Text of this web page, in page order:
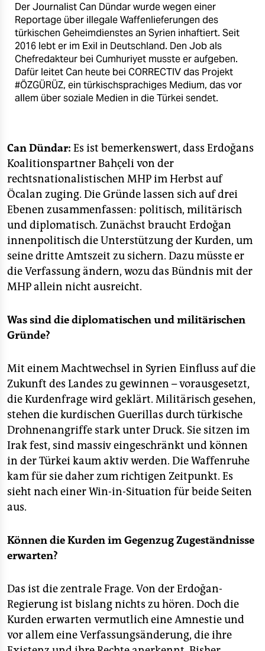
Der Journalist Can Dündar wurde wegen einer
Reportage über illegale Waffenlieferungen des
türkischen Geheimdienstes an Syrien inhaftiert. Seit
2016 lebt er im Exil in Deutschland. Den Job als
Chefredakteur bei Cumhuriyet musste er aufgeben.
Dafür leitet Can heute bei CORRECTIV das Projekt
#ÖZGÜRÜZ, ein türkischsprachiges Medium, das vor
allem über soziale Medien in die Türkei sendet.
Can Dündar: Es ist bemerkenswert, dass Erdoğans
Koalitionspartner Bahçeli von der
rechtsnationalistischen MHP im Herbst auf
Öcalan zuging. Die Gründe lassen sich auf drei
Ebenen zusammenfassen: politisch, militärisch
und diplomatisch. Zunächst braucht Erdoğan
innenpolitisch die Unterstützung der Kurden, um
seine dritte Amtszeit zu sichern. Dazu müsste er
die Verfassung ändern, wozu das Bündnis mit der
MHP allein nicht ausreicht.
Was sind die diplomatischen und militärischen
Gründe?
Mit einem Machtwechsel in Syrien Einfluss auf die
Zukunft des Landes zu gewinnen – vorausgesetzt,
die Kurdenfrage wird geklärt. Militärisch gesehen,
stehen die kurdischen Guerillas durch türkische
Drohnenangriffe stark unter Druck. Sie sitzen im
Irak fest, sind massiv eingeschränkt und können
in der Türkei kaum aktiv werden. Die Waffenruhe
kam für sie daher zum richtigen Zeitpunkt. Es
sieht nach einer Win-in-Situation für beide Seiten
aus.
Können die Kurden im Gegenzug Zugeständnisse
erwarten?
Das ist die zentrale Frage. Von der Erdoğan-
Regierung ist bislang nichts zu hören. Doch die
Kurden erwarten vermutlich eine Amnestie und
vor allem eine Verfassungsänderung, die ihre